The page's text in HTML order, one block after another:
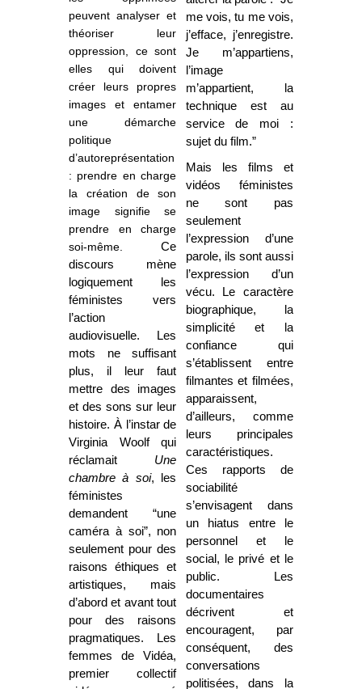
peuvent analyser et
théoriser leur
oppression, ce sont
elles qui doivent
créer leurs propres
images et entamer
une démarche
politique
d’autoreprésentation
: prendre en charge
la création de son
image signifie se
prendre en charge
soi-même.
Ce
discours mène
logiquement les
féministes vers
l’action
audiovisuelle. Les
mots ne suffisant
plus, il leur faut
mettre des images
et des sons sur leur
histoire. Àl’instar de
Virginia Woolf qui
réclamait Une
chambre à soi, les
féministes
demandent “une
caméra à soi”, non
seulement pour des
raisons éthiques et
artistiques, mais
d’abord et avant tout
pour des raisons
pragmatiques. Les
femmes de Vidéa,
premier collectif
me vois, tu me vois,
j’efface, j’enregistre.
Je m’appartiens,
l’image
m’appartient, la
technique est au
service de moi :
sujet du film.”
Mais les films et
vidéos féministes
ne sont pas
seulement
l’expression d’une
parole, ils sont aussi
l’expression d’un
vécu. Le caractère
biographique, la
simplicité et la
confiance qui
s’établissent entre
filmantes et filmées,
apparaissent,
d’ailleurs, comme
leurs principales
caractéristiques.
Ces rapports de
sociabilité
s’envisagent dans
un hiatus entre le
personnel et le
social, le privé et le
public. Les
documentaires
décrivent et
encouragent, par
conséquent, des
conversations
politisées, dans la